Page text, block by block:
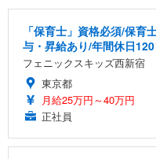
「保育士」資格必須/保育
与・昇給あり/年間休日
フェニックスキッズ西新宿
東京都
月給25万円～40万円
正社員